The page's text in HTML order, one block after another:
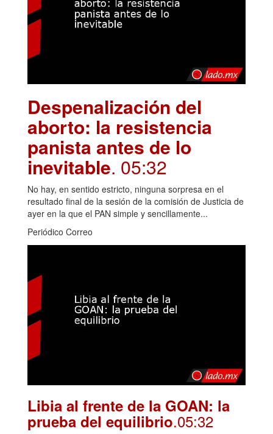
Despenalización del
aborto: la resistencia
panista antes de lo
inevitable. 05:32
No hay, en sentido estricto, ninguna sorpresa en el
resultado final de la sesión de la comisión de Justicia de
ayer en la que el PAN simple y sencillamente...
Periódico Correo
Libia al frente de la GOAN: la
prueba del equilibrio.05:32